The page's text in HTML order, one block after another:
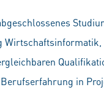
Wirtschaftsinformatik,
in